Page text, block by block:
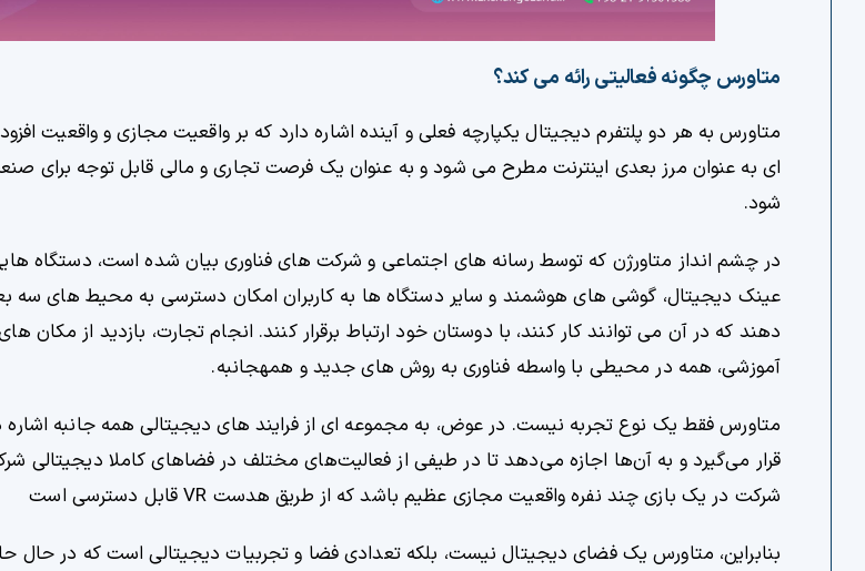
متاورس چگونه فعالیتی رائه می کند؟
متاورس به هر دو پلتفرم دیجیتال یکپارچه فعلی و آینده اشاره دارد که بر واقعیت مجازی و واقعیت
ای به عنوان مرز بعدی اینترنت مطرح می شود و به عنوان یک فرصت تجاری و مالی قابل توجه برای
شود.
در چشم انداز متاورژن که توسط رسانه های اجتماعی و شرکت های فناوری بیان شده است، دستگاه
عینک دیجیتال، گوشی های هوشمند و سایر دستگاه ها به کاربران امکان دسترسی به محیط های سه
دهند که در آن می توانند کار کنند، با دوستان خود ارتباط برقرار کنند. انجام تجارت، بازدید از
آموزشی، همه در محیطی با واسطه فناوری به روش های جدید و همهجانبه.
متاورس فقط یک نوع تجربه نیست. در عوض، به مجموعه ‌ای از فرایند های دیجیتالی همه جانبه اشاره
قرار می‌گیرد و به آن‌ها اجازه می‌دهد تا در طیفی از فعالیت‌های مختلف در فضاهای کاملا دیجیتالی
شرکت در یک بازی چند نفره واقعیت مجازی عظیم باشد که از طریق هدست VR قابل دسترسی است
بنابراین، متاورس یک فضای دیجیتال نیست، بلکه تعدادی فضا و تجربیات دیجیتالی است که در حال